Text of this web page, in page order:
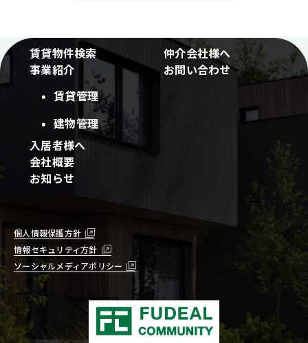
賃貸物件検索
事業紹介
賃貸管理
建物管理
入居者様へ
会社概要
お知らせ
仲介会社様へ
お問い合わせ
個人情報保護方針
ソーシャルメディアポリシー
情報セキュリティ方針